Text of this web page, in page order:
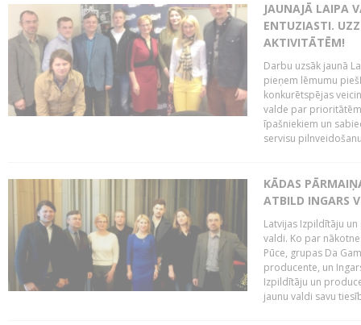
JAUNAJĀ LAIPA
ENTUZIASTI.
AKTIVITĀTĒM!
Darbu uzsāk jaunā
pieņem lēmumu
konkurētspējas
valde par
īpašniekiem un
servisu
KĀDAS
ATBILD INGARS
Latvijas Izpildītāju
valdi. Ko par
Pūce, grupas Da
producente, un
Izpildītāju un
jaunu valdi savu